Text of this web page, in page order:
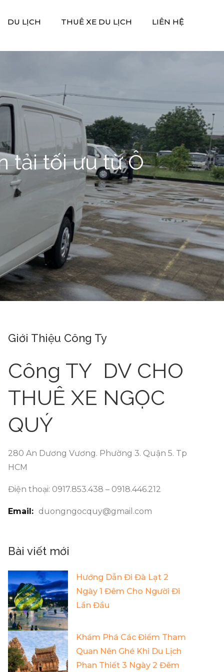
DU LỊCH THUÊ XE DU LỊCH LIÊN HỆ
tải tối ưu từ Ô
Giới Thiệu Công Ty
Công TY DV CHO
THUÊ XE NGỌC
QUÝ
280 An Dương Vương. Phường 3. Quận 5. Tp
HCM
Điện thoại: 0917.853.438 – 0918.446.212
Email: duongngocquy@gmail.com
Bài viết mới
Hướng Dẫn Đi Đà Lạt 2
Ngày 1 Đêm Cho Người Đi
Lần Đầu
Khám Phá Các Điểm Tham
Quan Nên Ghé Khi Du Lịch
Phan Thiết 3 Ngày 2 Đêm